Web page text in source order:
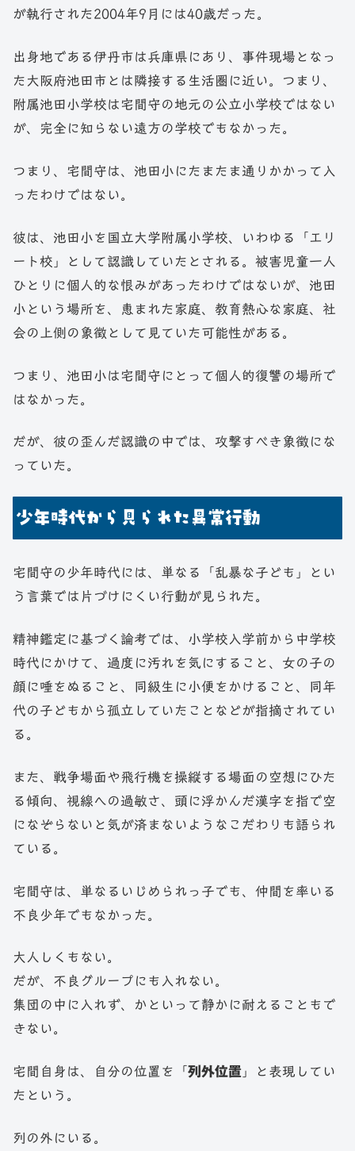
が執行された2004年9月には40歳だった。
出身地である伊丹市は兵庫県にあり、事件現場となっ
た大阪府池田市とは隣接する生活圏に近い。つまり、
附属池田小学校は宅間守の地元の公立小学校ではない
が、完全に知らない遠方の学校でもなかった。
つまり、宅間守は、池田小にたまたま通りかかって入
ったわけではない。
彼は、池田小を国立大学附属小学校、いわゆる「エリ
ート校」として認識していたとされる。被害児童一人
ひとりに個人的な恨みがあったわけではないが、池田
小という場所を、恵まれた家庭、教育熱心な家庭、社
会の上側の象徴として見ていた可能性がある。
つまり、池田小は宅間守にとって個人的復讐の場所で
はなかった。
だが、彼の歪んだ認識の中では、攻撃すべき象徴にな
っていた。
少年時代から見られた異常行動
宅間守の少年時代には、単なる「乱暴な子ども」とい
う言葉では片づけにくい行動が見られた。
精神鑑定に基づく論考では、小学校入学前から中学校
時代にかけて、過度に汚れを気にすること、女の子の
顔に唾をぬること、同級生に小便をかけること、同年
代の子どもから孤立していたことなどが指摘されてい
る。
また、戦争場面や飛行機を操縦する場面の空想にひた
る傾向、視線への過敏さ、頭に浮かんだ漢字を指で空
になぞらないと気が済まないようなこだわりも語られ
ている。
宅間守は、単なるいじめられっ子でも、仲間を率いる
不良少年でもなかった。
大人しくもない。
だが、不良グループにも入れない。
集団の中に入れず、かといって静かに耐えることもで
きない。
宅間自身は、自分の位置を「 列外位置 」と表現してい
たという。
列の外にいる。